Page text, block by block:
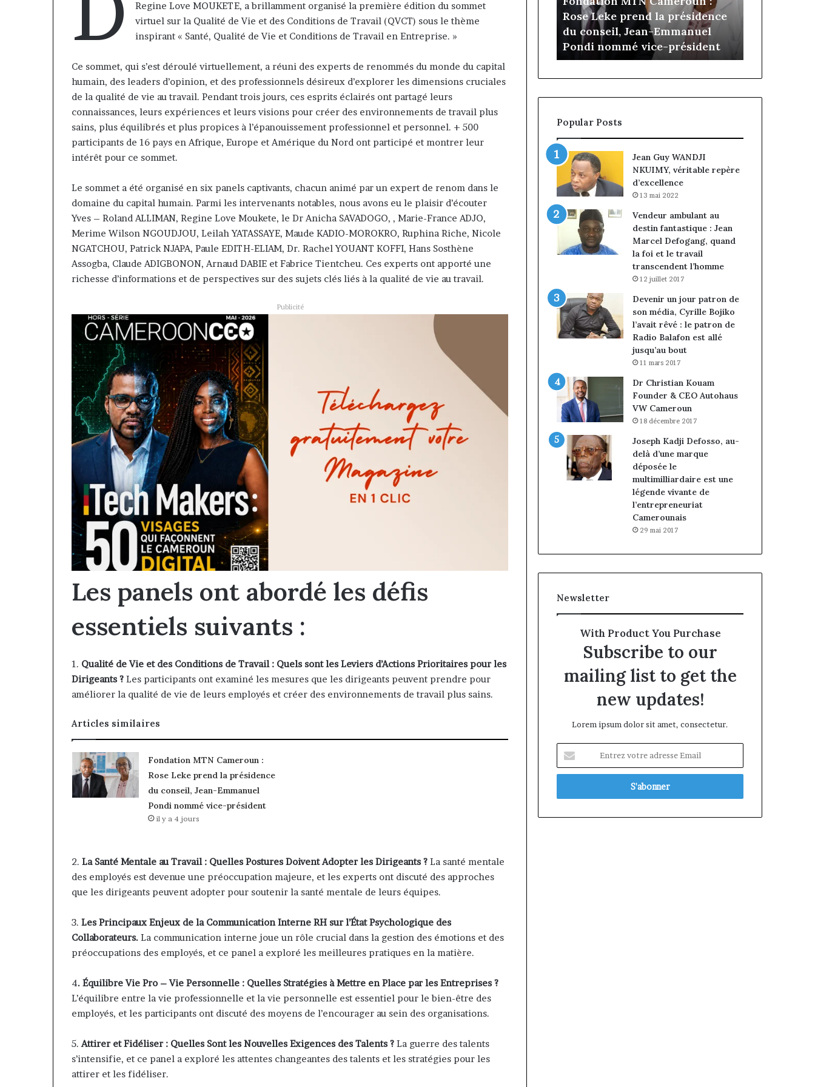
Regine Love MOUKETE, a brillamment organisé la première édition du sommet
virtuel sur la Qualité de Vie et des Conditions de Travail (QVCT) sous le thème
inspirant « Santé, Qualité de Vie et Conditions de Travail en Entreprise. »
Ce sommet, qui s’est déroulé virtuellement, a réuni des experts de renommés du monde du capital
humain, des leaders d’opinion, et des professionnels désireux d’explorer les dimensions cruciales
de la qualité de vie au travail. Pendant trois jours, ces esprits éclairés ont partagé leurs
connaissances, leurs expériences et leurs visions pour créer des environnements de travail plus
sains, plus équilibrés et plus propices à l’épanouissement professionnel et personnel. + 500
participants de 16 pays en Afrique, Europe et Amérique du Nord ont participé et montrer leur
intérêt pour ce sommet.
Le sommet a été organisé en six panels captivants, chacun animé par un expert de renom dans le
domaine du capital humain. Parmi les intervenants notables, nous avons eu le plaisir d’écouter
Yves – Roland ALLIMAN, Regine Love Moukete, le Dr Anicha SAVADOGO, , Marie-France ADJO,
Merime Wilson NGOUDJOU, Leilah YATASSAYE, Maude KADIO-MOROKRO, Ruphina Riche, Nicole
NGATCHOU, Patrick NJAPA, Paule EDITH-ELIAM, Dr. Rachel YOUANT KOFFI, Hans Sosthène
Assogba, Claude ADIGBONON, Arnaud DABIE et Fabrice Tientcheu. Ces experts ont apporté une
richesse d’informations et de perspectives sur des sujets clés liés à la qualité de vie au travail.
Publicité
Les panels ont abordé les défis
essentiels suivants :
1. Qualité de Vie et des Conditions de Travail : Quels sont les Leviers d’Actions Prioritaires pour les
Dirigeants ? Les participants ont examiné les mesures que les dirigeants peuvent prendre pour
améliorer la qualité de vie de leurs employés et créer des environnements de travail plus sains.
Articles similaires
Fondation MTN Cameroun :
Rose Leke prend la présidence
du conseil, Jean-Emmanuel
Pondi nommé vice-président
il y a 4 jours
2. La Santé Mentale au Travail : Quelles Postures Doivent Adopter les Dirigeants ? La santé mentale
des employés est devenue une préoccupation majeure, et les experts ont discuté des approches
que les dirigeants peuvent adopter pour soutenir la santé mentale de leurs équipes.
3. Les Principaux Enjeux de la Communication Interne RH sur l’État Psychologique des
Collaborateurs. La communication interne joue un rôle crucial dans la gestion des émotions et des
préoccupations des employés, et ce panel a exploré les meilleures pratiques en la matière.
4. Équilibre Vie Pro – Vie Personnelle : Quelles Stratégies à Mettre en Place par les Entreprises ?
L’équilibre entre la vie professionnelle et la vie personnelle est essentiel pour le bien-être des
employés, et les participants ont discuté des moyens de l’encourager au sein des organisations.
5.Attirer et Fidéliser : Quelles Sont les Nouvelles Exigences des Talents ? La guerre des talents
s’intensifie, et ce panel a exploré les attentes changeantes des talents et les stratégies pour les
attirer et les fidéliser.
Philippe
Kanga
nommé
par
intérim,
fin
de
mandat
Norbert
nommé Directeur Général par
intérim, fin de mandat pour
de
Jumia
Maroc
il y a 2 jours
Marcelle Monkam Siayojie
prend les commandes de Jumia
la
présidence
du
conseil,
Pondi
vice-
président
Rose Leke prend la présidence
du conseil, Jean-Emmanuel
Pondi nommé vice-président
de
sous
Popular Posts
Jean Guy WANDJI
NKUIMY, véritable repère
d’excellence
13 mai 2022
Vendeur ambulant au
destin fantastique : Jean
Marcel Defogang, quand
la foi et le travail
transcendent l’homme
12 juillet 2017
Devenir un jour patron de
son média, Cyrille Bojiko
l’avait rêvé : le patron de
Radio Balafon est allé
jusqu’au bout
11 mars 2017
Dr Christian Kouam
Founder & CEO Autohaus
VW Cameroun
18 décembre 2017
Joseph Kadji Defosso, au-
delà d’une marque
déposée le
multimilliardaire est une
légende vivante de
l’entrepreneuriat
Camerounais
29 mai 2017
Newsletter
With Product You Purchase
Subscribe to our
mailing list to get the
new updates!
Lorem ipsum dolor sit amet, consectetur.
votre
adresse